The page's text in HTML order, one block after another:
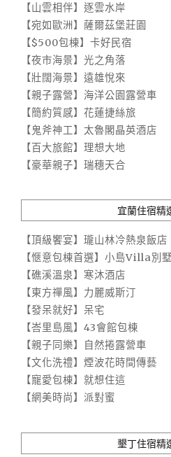
【山雲相伴】逐雲水岸
【宛如歐洲】薩爾茲堡莊園
【$500包棟】卡好民宿
【夜市海景】光之角落
【壯闊海景】遠雄悅來
【親子露營】海洋公園露營車
【簡約質感】花蓮捷絲旅
【鬼斧神工】太魯閣晶英酒店
【百大旅館】理想大地
【豪華親子】瑞穗天合
宜蘭住宿精
【頂級饗宴】瓏山林冷熱泉飯店
【愜意包棟首選】小島Villa別墅
【礁溪溫泉】寒沐酒店
【東方禪風】力麗威斯汀
【發呆就好】呆宅
【峇里島風】43會館包棟
【親子同樂】自然捲露營車
【文化洗禮】煙波花時間傳藝
【寵愛包棟】就想住這
【網美時尚】派對蜜
墾丁住宿精